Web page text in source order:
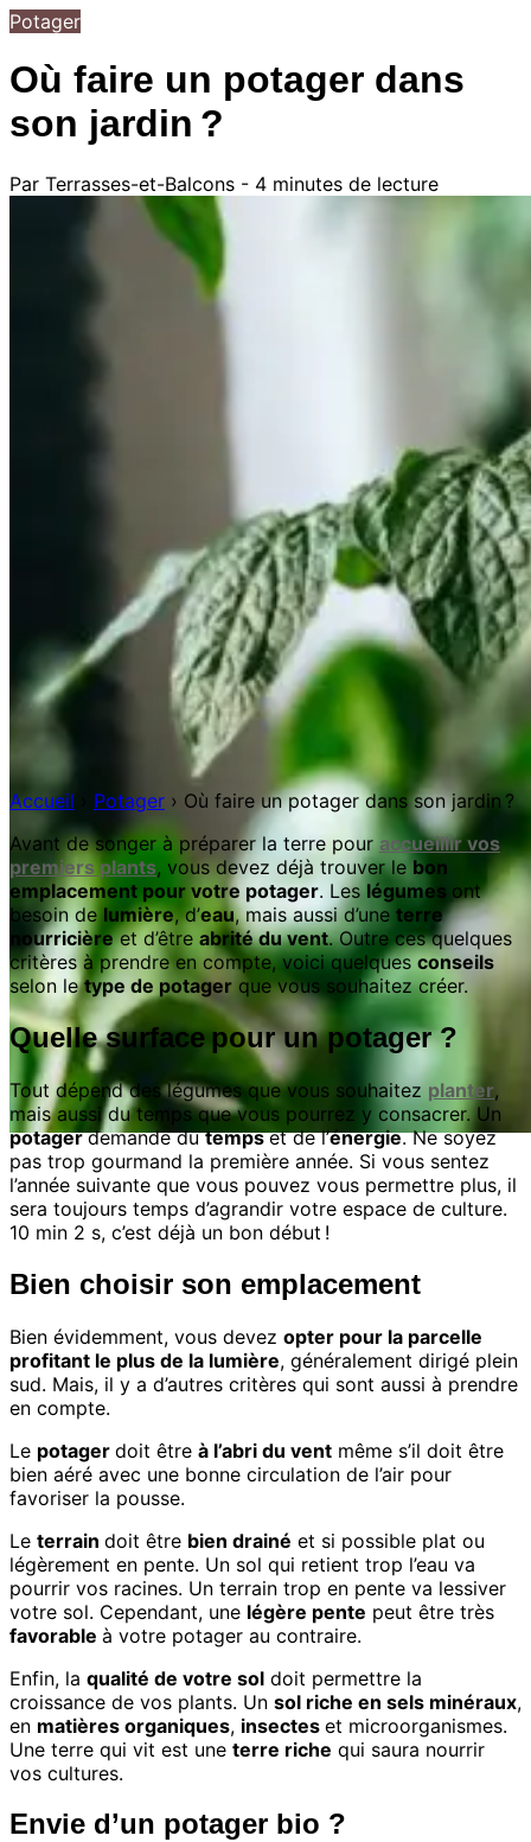
Potager
Où faire un potager dans
son jardin ?
Par Terrasses-et-Balcons - 4 minutes de lecture
Accueil Potager › Où faire un potager dans son jardin ?
Avant de songer à préparer la terre pour accueillir vos
premiers plants, vous devez déjà trouver le bon
emplacement pour votre potager. Les légumes ont
besoin de lumière, d’eau, mais aussi d’une terre
nourricièreet d’être abrité du vent. Outre ces quelques
critères à prendre en compte, voici quelquesconseils
selon letype de potager que vous souhaitez créer.
Quelle surface pour un potager ?
Tout dépend des légumes que vous souhaitez planter,
mais aussi du temps que vous pourrez y consacrer. Un
potagerdemande dutempset de l’énergie. Ne soyez
pas trop gourmand la première année. Si vous sentez
l’année suivante que vous pouvez vous permettre plus, il
sera toujours temps d’agrandir votre espace de culture.
10 min 2 s, c’est déjà un bon début !
Bien choisir son emplacement
Bien évidemment, vous devez opter pour la parcelle
profitant le plus de la lumière, généralement dirigé plein
sud. Mais, il y a d’autres critères qui sont aussi à prendre
en compte.
Le potager doit être à l’abri du vent même s’il doit être
bien aéré avec une bonne circulation de l’air pour
favoriser la pousse.
Le terrain doit être bien drainé et si possible plat ou
légèrement en pente. Un sol qui retient trop l’eau va
pourrir vos racines. Un terrain trop en pente va lessiver
votre sol. Cependant, une légère pente peut être très
favorable à votre potager au contraire.
Enfin, la qualité de votre sol doit permettre la
croissance de vos plants. Un sol riche en sels minéraux,
en matières organiques, insectes et microorganismes.
Une terre qui vit est une terre riche qui saura nourrir
vos cultures.
Envie d’un potager bio ?